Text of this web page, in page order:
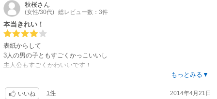
秋桜さん
(女性/30代) 総レビュー数：3件
本当きれい！
表紙からして
3人の男の子ともすごくかっこいいし
主人公もすごくかわいいです！
終始本当きれいな絵だったので
もっとみる▼
いいね 1件 2014年4月21日